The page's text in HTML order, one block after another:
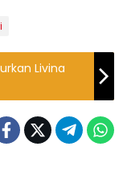
Livina